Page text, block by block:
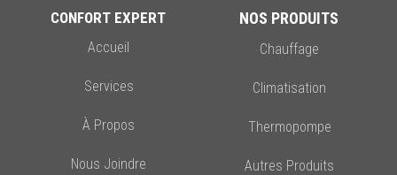
CONFORT EXPERT
Accueil
Services
À Propos
Nous Joindre
NOS PRODUITS
Chauffage
Climatisation
Thermopompe
Autres Produits